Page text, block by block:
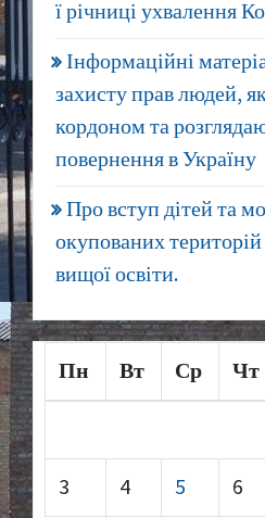
ї річниці ухвалення
Інформаційні
захисту прав людей,
кордоном та
повернення в Україну
Про вступ дітей та
окупованих
вищої освіти.
Пн Вт Ср Чт
3 4 5 6